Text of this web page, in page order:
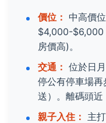
價位： 中高價
$4,000-
房價高)。
交通： 位於日
停公有停車場
送）。離碼頭近
親子入住： 主